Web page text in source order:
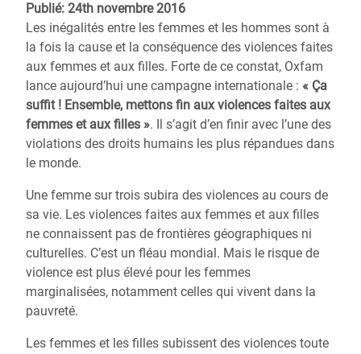
Publié: 24th novembre 2016
Les inégalités entre les femmes et les hommes sont à
la fois la cause et la conséquence des violences faites
aux femmes et aux filles. Forte de ce constat, Oxfam
lance aujourd’hui une campagne internationale : « Ça
suffit ! Ensemble, mettons fin aux violences faites aux
femmes et aux filles ». Il s’agit d’en finir avec l’une des
violations des droits humains les plus répandues dans
le monde.
Une femme sur trois subira des violences au cours de
sa vie. Les violences faites aux femmes et aux filles
ne connaissent pas de frontières géographiques ni
culturelles. C’est un fléau mondial. Mais le risque de
violence est plus élevé pour les femmes
marginalisées, notamment celles qui vivent dans la
pauvreté.
Les femmes et les filles subissent des violences toute